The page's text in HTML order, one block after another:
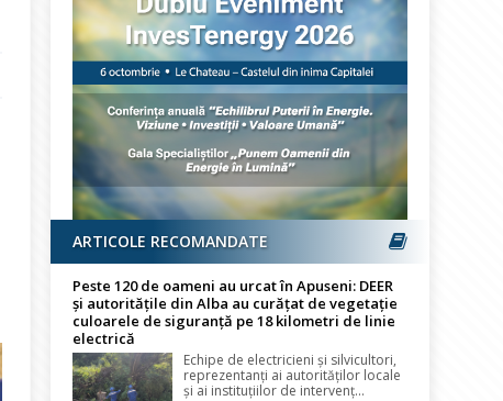
ARTICOLE RECOMANDATE
Peste 120 de oameni au urcat în Apuseni: DEER
și autoritățile din Alba au curățat de vegetație
culoarele de siguranță pe 18 kilometri de linie
electrică
Echipe de electricieni și silvicultori,
reprezentanți ai autorităților locale
și ai instituțiilor de intervenț...